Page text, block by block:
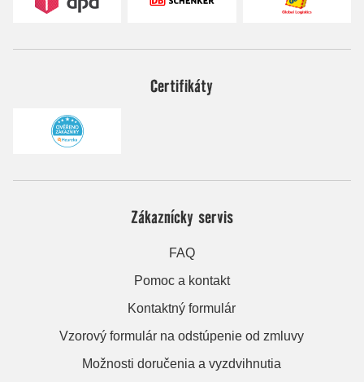
Certifikáty
Zákaznícky servis
FAQ
Pomoc a kontakt
Kontaktný formulár
Vzorový formulár na odstúpenie od zmluvy
Možnosti doručenia a vyzdvihnutia